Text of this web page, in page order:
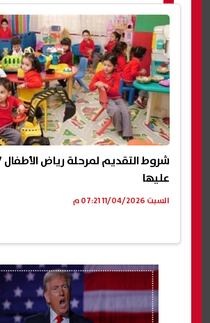
عليها
السبت 11/04/2026 07:21 م